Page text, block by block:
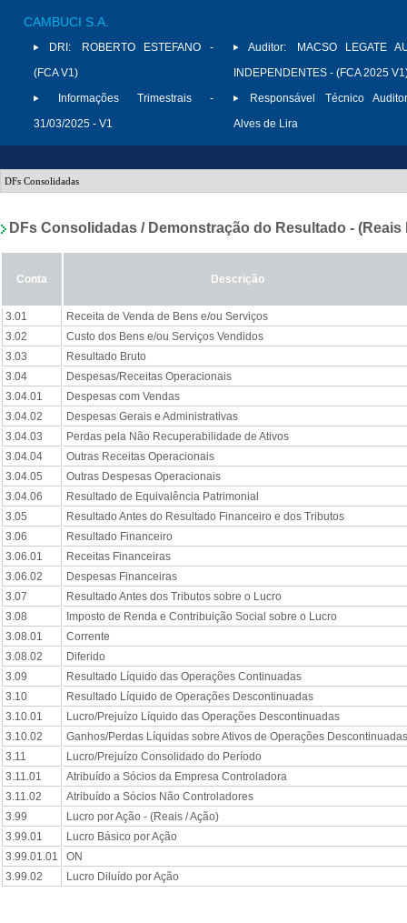
CAMBUCI S.A.
DRI:
ROBERTO ESTEFANO -
(FCA V1)
Informações Trimestrais -
31/03/2025 - V1
Auditor:
MACSO LEGATE
INDEPENDENTES - (FCA 2025
Responsável Técnico
Alves de Lira